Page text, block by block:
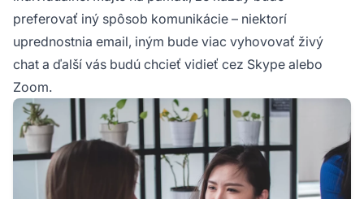
preferovať iný spôsob komunikácie – niektorí
uprednostnia email, iným bude viac vyhovovať živý
chat a ďalší vás budú chcieť vidieť cez Skype alebo
Zoom.